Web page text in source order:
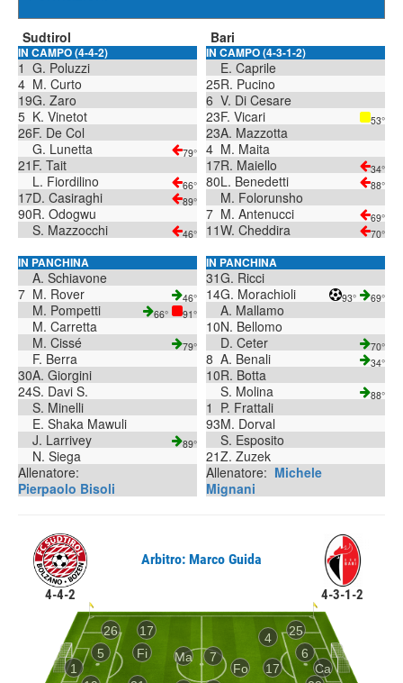
Sudtirol
IN CAMPO (4-4-2)
1 G. Poluzzi
4 M. Curto
19G. Zaro
5 K. Vinetot
26F. De Col
G. Lunetta
79°
21 F. Tait
L. Fiordilino
66°
17D. Casiraghi 89°
90R. Odogwu
S. Mazzocchi
46°
IN PANCHINA
A. Schiavone
7 M. Rover 46°
M. Pompetti 66° 91°
M. Carretta
M. Cissé
79°
F. Berra
30A. Giorgini
24S. Davi S.
S. Minelli
E. Shaka Mawuli
J. Larrivey
89°
N. Siega
Allenatore:
Pierpaolo Bisoli
Bari
IN CAMPO (4-3-1-2)
E. Caprile
25R. Pucino
6 V. Di Cesare
23F. Vicari 53°
23A. Mazzotta
4 M. Maita
17R. Maiello 34°
80L. Benedetti 88°
M. Folorunsho
7 M. Antenucci 69°
11W. Cheddira 70°
IN PANCHINA
31G. Ricci
14G. Morachioli 93° 69°
A. Mallamo
10N. Bellomo
D. Ceter
70°
8 A. Benali 34°
10R. Botta
S. Molina
88°
1 P. Frattali
93M. Dorval
S. Esposito
21Z. Zuzek
Allenatore: Michele
Mignani
4-4-2
Arbitro: Marco Guida
4-3-1-2
1 Ca
25
6
5
26 4
17
Fi
17
Fo
7
Ma